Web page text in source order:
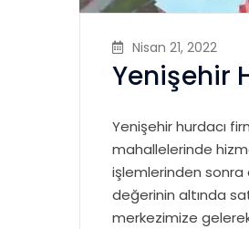
Nisan 21, 2022
Yenişehir
Yenişehir hurdacı
mahallelerinde
işlemlerinden sonra
değerinin altında
merkezimize